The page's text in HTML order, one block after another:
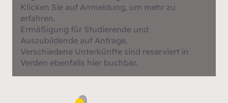
Klicken Sie auf Anmeldung, um mehr zu
erfahren.
Ermäßigung für Studierende und
Auszubildende auf Anfrage.
Verschiedene Unterkünfte sind reserviert in
Verden ebenfalls hier buchbar.